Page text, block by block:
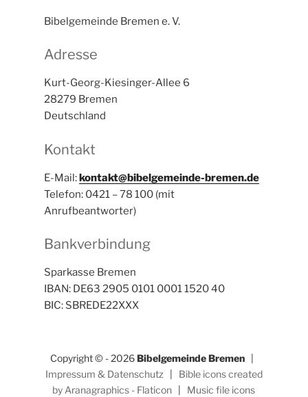
Bibelgemeinde Bremen e. V.
Adresse
Kurt-Georg-Kiesinger-Allee 6
28279 Bremen
Deutschland
Kontakt
E-Mail:kontakt@bibelgemeinde-bremen.de
Telefon: 0421 – 78 100 (mit
Anrufbeantworter)
Bankverbindung
Sparkasse Bremen
IBAN: DE63 2905 0101 0001 1520 40
BIC: SBREDE22XXX
Copyright © - 2026Bibelgemeinde Bremen|
Impressum & Datenschutz
Bible icons created
by Aranagraphics - Flaticon
Music file icons